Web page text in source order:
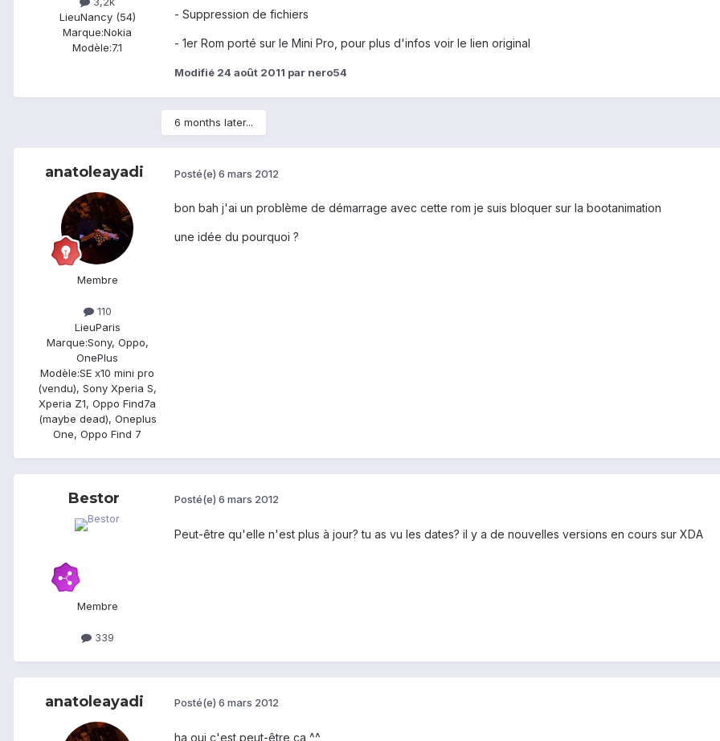
LieuNancy (54)
Marque:Nokia
Modèle:7.1
- Suppression de fichiers
- 1er Rom porté sur le Mini Pro, pour plus d'infos voir le lien original
Modifié 24 août 2011 par nero54
6 months later...
anatoleayadi
Membre
110
LieuParis
Marque:Sony, Oppo,
OnePlus
Modèle:SE x10 mini pro
(vendu), Sony Xperia S,
Xperia Z1, Oppo Find7a
(maybe dead), Oneplus
One, Oppo Find 7
Posté(e) 6 mars 2012
bon bah j'ai un problème de démarrage avec cette rom je suis bloquer sur la bootanimation
une idée du pourquoi ?
Bestor
Membre
339
Posté(e) 6 mars 2012
Peut-être qu'elle n'est plus à jour? tu as vu les dates? il y a de nouvelles versions en cours sur XDA
anatoleayadi Posté(e) 6 mars 2012
ha oui c'est peut-être ça ^^